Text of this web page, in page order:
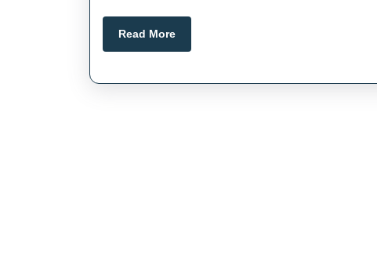
Read MoreRead
More